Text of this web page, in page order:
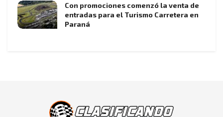
Con promociones comenzó la venta de
entradas para el Turismo Carretera en
Paraná